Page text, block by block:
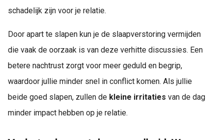
schadelijk zijn voor je relatie.
Door apart te slapen kun je de slaapverstoring vermijden
die vaak de oorzaak is van deze verhitte discussies. Een
betere nachtrust zorgt voor meer geduld en begrip,
waardoor jullie minder snel in conflict komen. Als jullie
beide goed slapen, zullen de kleine irritaties van de dag
minder impact hebben op je relatie.